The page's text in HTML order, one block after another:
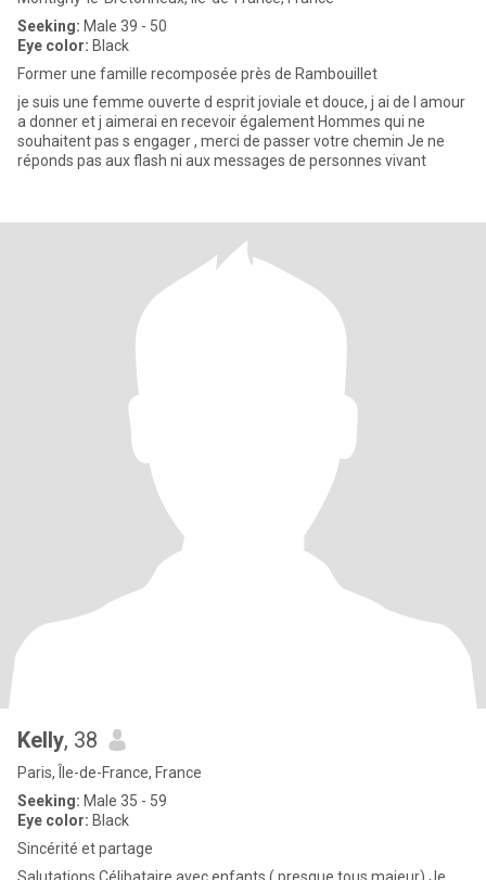
Seeking: Male 39 - 50
Eye color: Black
Former une famille recomposée près de Rambouillet
je suis une femme ouverte d esprit joviale et douce, j ai de l amour
a donner et j aimerai en recevoir également Hommes qui ne
souhaitent pas s engager , merci de passer votre chemin Je ne
réponds pas aux flash ni aux messages de personnes vivant
Kelly, 38
Paris, Île-de-France, France
Seeking: Male 35 - 59
Eye color: Black
Sincérité et partage